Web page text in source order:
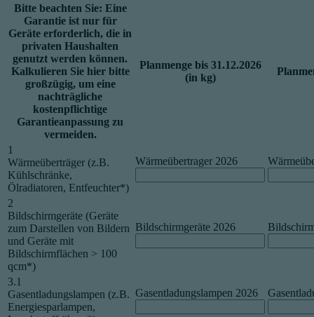
Bitte beachten Sie: Eine
Garantie ist nur für
Geräte erforderlich, die in
privaten Haushalten
genutzt werden können.
Kalkulieren Sie hier bitte
großzügig, um eine
nachträgliche
kostenpflichtige
Garantieanpassung zu
vermeiden.
Planmenge bis 31.12.2026
(in kg)
1
Wärmeüberträger (z.B.
Kühlschränke,
Ölradiatoren, Entfeuchter*)
Wärmeübertrager 2026
2
Bildschirmgeräte (Geräte
zum Darstellen von Bildern
und Geräte mit
Bildschirmflächen > 100
qcm*)
Bildschirmgeräte 2026
3.1
Gasentladungslampen (z.B.
Energiesparlampen,
Gasentladungslampen 2026